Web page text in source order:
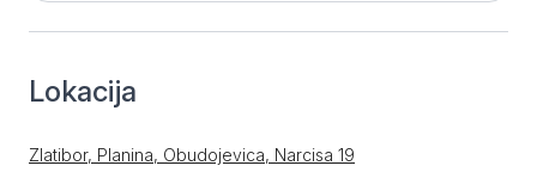
Lokacija
Zlatibor, Planina, Obudojevica, Narcisa 19